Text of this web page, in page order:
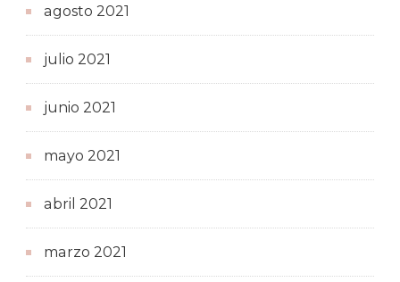
agosto 2021
julio 2021
junio 2021
mayo 2021
abril 2021
marzo 2021